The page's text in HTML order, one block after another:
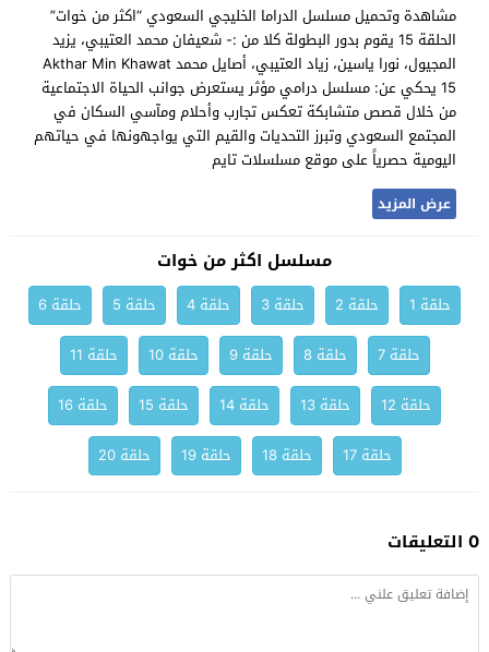
مشاهدة وتحميل مسلسل الدراما الخليجي السعودي “اكثر من خوات”
الحلقة 15 يقوم بدور البطولة كلا من :- شعيفان محمد العتيبي، يزيد
المجيول، نورا ياسين، زياد العتيبي، أصايل محمد Akthar Min Khawat
15 يحكي عن: مسلسل درامي مؤثر يستعرض جوانب الحياة الاجتماعية
من خلال قصص متشابكة تعكس تجارب وأحلام ومآسي السكان في
المجتمع السعودي وتبرز التحديات والقيم التي يواجهونها في حياتهم
اليومية حصرياً على موقع مسلسلات تايم
عرض المزيد
مسلسل اكثر من خوات
حلقة 1 حلقة 2 حلقة 3 حلقة 4 حلقة 5
حلقة 6
حلقة 7
حلقة 8 حلقة 9 حلقة 10
حلقة 11
حلقة 12
حلقة 13 حلقة 14 حلقة 15
حلقة 16
حلقة 17
حلقة 18 حلقة 19 حلقة 20
0 التعليقات